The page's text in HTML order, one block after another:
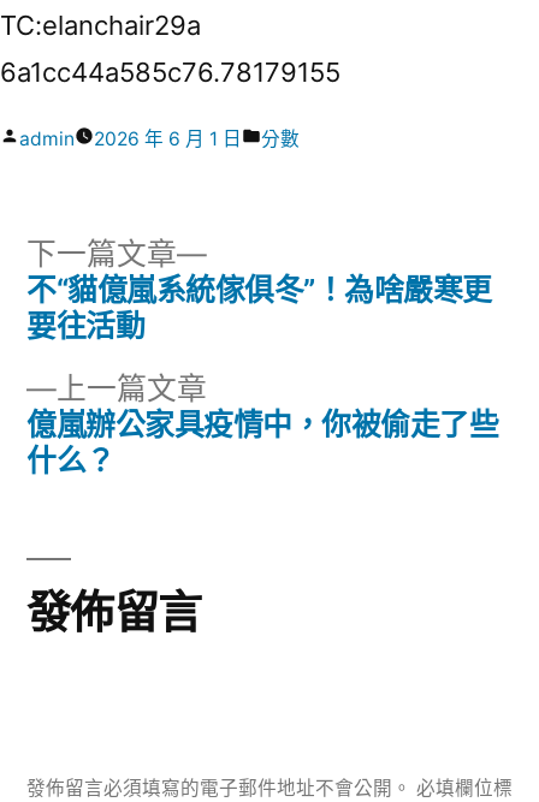
TC:elanchair29a
6a1cc44a585c76.78179155
作
admin 2026 年 6 月 1 日
分
分數
文
導
覽
上一篇文章
一
億嵐辦公家具疫情中，你被偷走了些
什么？
下一篇文章
下
一
不“貓億嵐系統傢俱冬”！為啥嚴寒更
要往活動
發佈留言
發佈留言必須填寫的電子郵件地址不會公開。 必填欄位標